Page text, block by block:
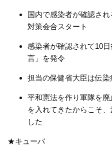
国内で感染者が確認され
対策会合スタート
感染者が確認されて10
言」を発令
担当の保健省大臣は伝
平和憲法を作り軍隊を
を入れてきたからこそ
した
★キューバ